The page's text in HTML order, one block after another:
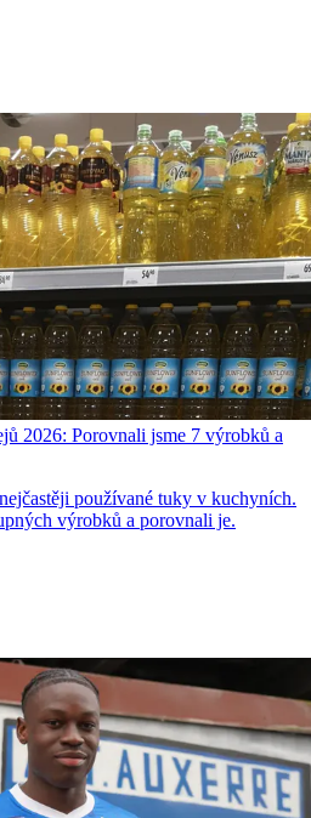
2026: Porovnali jsme 7 výrobků a
používané tuky v kuchyních.
výrobků a porovnali je.